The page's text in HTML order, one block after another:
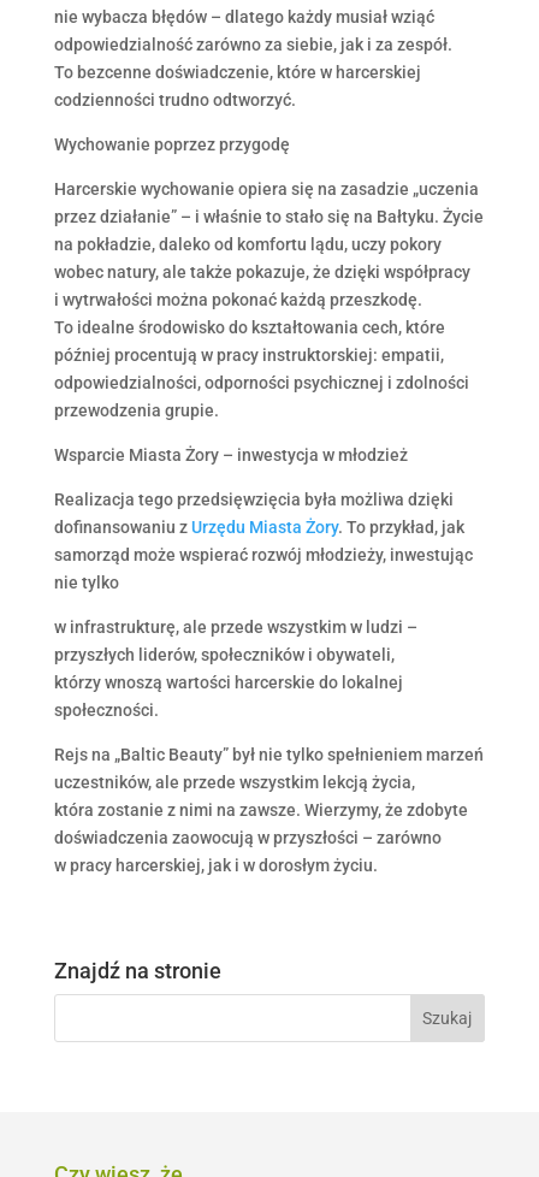
nie wybacza błędów – dlatego każdy musiał wziąć
odpowiedzialność zarówno za siebie, jak i za zespół.
To bezcenne doświadczenie, które w harcerskiej
codzienności trudno odtworzyć.
Wychowanie poprzez przygodę
Harcerskie wychowanie opiera się na zasadzie „uczenia
przez działanie” – i właśnie to stało się na Bałtyku. Życie
na pokładzie, daleko od komfortu lądu, uczy pokory
wobec natury, ale także pokazuje, że dzięki współpracy
i wytrwałości można pokonać każdą przeszkodę.
To idealne środowisko do kształtowania cech, które
później procentują w pracy instruktorskiej: empatii,
odpowiedzialności, odporności psychicznej i zdolności
przewodzenia grupie.
Wsparcie Miasta Żory – inwestycja w młodzież
Realizacja tego przedsięwzięcia była możliwa dzięki
dofinansowaniu zUrzędu Miasta Żory. To przykład, jak
samorząd może wspierać rozwój młodzieży, inwestując
nie tylko
w infrastrukturę, ale przede wszystkim w ludzi –
przyszłych liderów, społeczników i obywateli,
którzy wnoszą wartości harcerskie do lokalnej
społeczności.
Rejs na „Baltic Beauty” był nie tylko spełnieniem marzeń
uczestników, ale przede wszystkim lekcją życia,
która zostanie z nimi na zawsze. Wierzymy, że zdobyte
doświadczenia zaowocują w przyszłości – zarówno
w pracy harcerskiej, jak i w dorosłym życiu.
Znajdź na stronie